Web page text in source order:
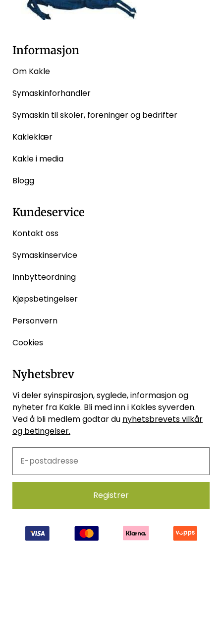
Informasjon
Om Kakle
Symaskinforhandler
Symaskin til skoler, foreninger og bedrifter
Kakleklær
Kakle i media
Blogg
Kundeservice
Kontakt oss
Symaskinservice
Innbytteordning
Kjøpsbetingelser
Personvern
Cookies
Nyhetsbrev
Vi deler syinspirasjon, syglede, informasjon og
nyheter fra Kakle. Bli med inn i Kakles syverden.
Ved å bli medlem godtar du nyhetsbrevets vilkår
og betingelser.